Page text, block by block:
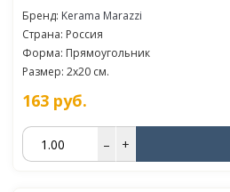
Бренд: Kerama Marazzi
Страна: Россия
Форма: Прямоугольник
Размер: 2x20 см.
163 руб.
– +